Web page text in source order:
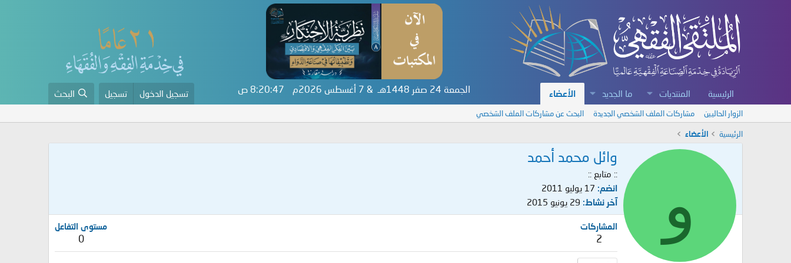
الرئيسية المنتديات ما الجديد الأعضاء الجمعة 24 صفر 1448هـ & 7 أغسطس 2026م 8:20:47 ص تسجيل الدخول تسجيل البحث
الزوار الحاليين مشاركات الملف الشخصي الجديدة البحث عن مشاركات الملف الشخصي
الرئيسية الأعضاء
و
وائل محمد أحمد
:: متابع ::
انضم 17 يوليو 2011
آخر نشاط 29 يونيو 2015
المشاركات
2
مستوى التفاعل
0